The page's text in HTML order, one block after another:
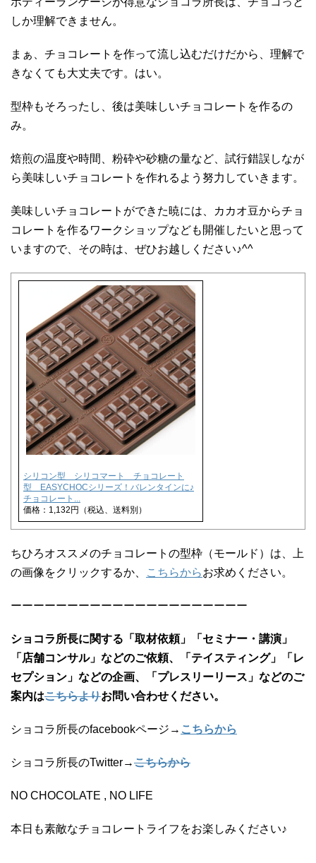
しか理解できません。
まぁ、チョコレートを作って流し込むだけだから、理解で
きなくても大丈夫です。はい。
型枠もそろったし、後は美味しいチョコレートを作るの
み。
焙煎の温度や時間、粉砕や砂糖の量など、試行錯誤しなが
ら美味しいチョコレートを作れるよう努力していきます。
美味しいチョコレートができた暁には、カカオ豆からチョ
コレートを作るワークショップなども開催したいと思って
いますので、その時は、ぜひお越しください♪^^
シリコン型 シリコマート チョコレート
型 EASYCHOCシリーズ！バレンタインに♪
チョコレート...
価格：1,132円（税込、送料別）
ちひろオススメのチョコレートの型枠（モールド）は、上
の画像をクリックするか、
こちらからお求めください。
ーーーーーーーーーーーーーーーーーーーーー
ショコラ所長に関する「取材依頼」「セミナー・講演」
「店舗コンサル」などのご依頼、「テイスティング」「レ
セプション」などの企画、「プレスリーリース」などのご
案内はこちらよりお問い合わせください。
ショコラ所長のfacebookページ→ こちらから
ショコラ所長のTwitter→こちらから
NO CHOCOLATE , NO LIFE
本日も素敵なチョコレートライフをお楽しみください♪